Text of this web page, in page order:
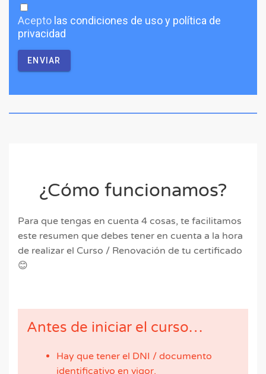
Acepto las condiciones de uso y política de
privacidad
ENVIAR
¿Cómo funcionamos?
Para que tengas en cuenta 4 cosas, te facilitamos
este resumen que debes tener en cuenta a la hora
de realizar el Curso / Renovación de tu certificado
😊
Antes de iniciar el curso…
Hay que tener el DNI / documento
identificativo en vigor.